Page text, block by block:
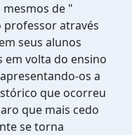
de "
professor através
seus alunos
em volta do ensino
os a
que ocorreu
que mais cedo
se torna